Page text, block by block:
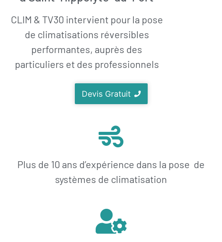
CLIM & TV30 intervient pour la pose
de climatisations réversibles
performantes, auprès des
particuliers et des professionnels
Devis Gratuit
Plus de 10 ans d’expérience dans la pose de
systèmes de climatisation